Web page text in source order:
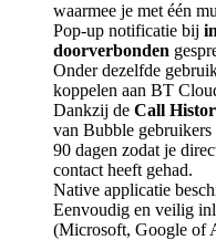
waarmee je met één
Pop-up notificatie bij
doorverbonden
Onder dezelfde
koppelen aan BT
Dankzij de Call
van Bubble gebruikers
90 dagen zodat je
contact heeft gehad.
Native applicatie
Eenvoudig en veilig
(Microsoft, Google of